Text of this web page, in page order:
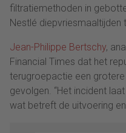
filtratiemethoden in
Nestlé diepvriesmaaltijden
Jean-Philippe Bertschy,
Financial Times dat het
terugroepactie een
gevolgen. “Het incident
wat betreft de uitvoering